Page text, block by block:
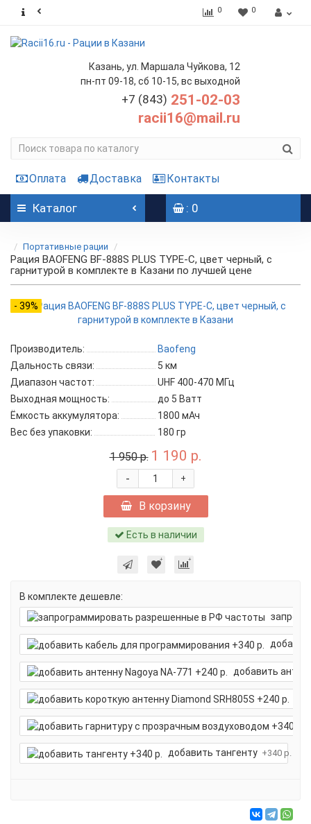
0 0
Казань, ул. Маршала Чуйкова, 12
пн-пт 09-18, сб 10-15, вс выходной
+7 (843) 251-02-03
racii16@mail.ru
Оплата Доставка Контакты
Каталог : 0
Портативные рации
Рация BAOFENG BF-888S PLUS TYPE-C, цвет черный, с
гарнитурой в комплекте в Казани по лучшей цене
- 39%
Производитель:
Baofeng
Дальность связи:
5 км
Диапазон частот:
UHF 400-470 МГц
Выходная мощность:
до 5 Ватт
Ёмкость аккумулятора:
1800 мАч
Вес без упаковки:
180 гр
1 950 р. 1 190 р.
+
-
В корзину
Есть в наличии
В комплекте дешевле:
добавить
добавить тангенту +340 р.